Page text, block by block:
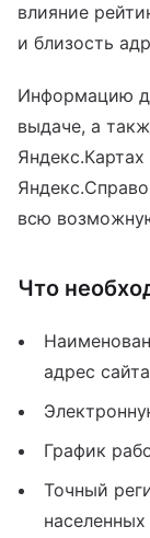
влияние
и близость
Информацию
выдаче, а
всю
Что
адрес
График
Точный